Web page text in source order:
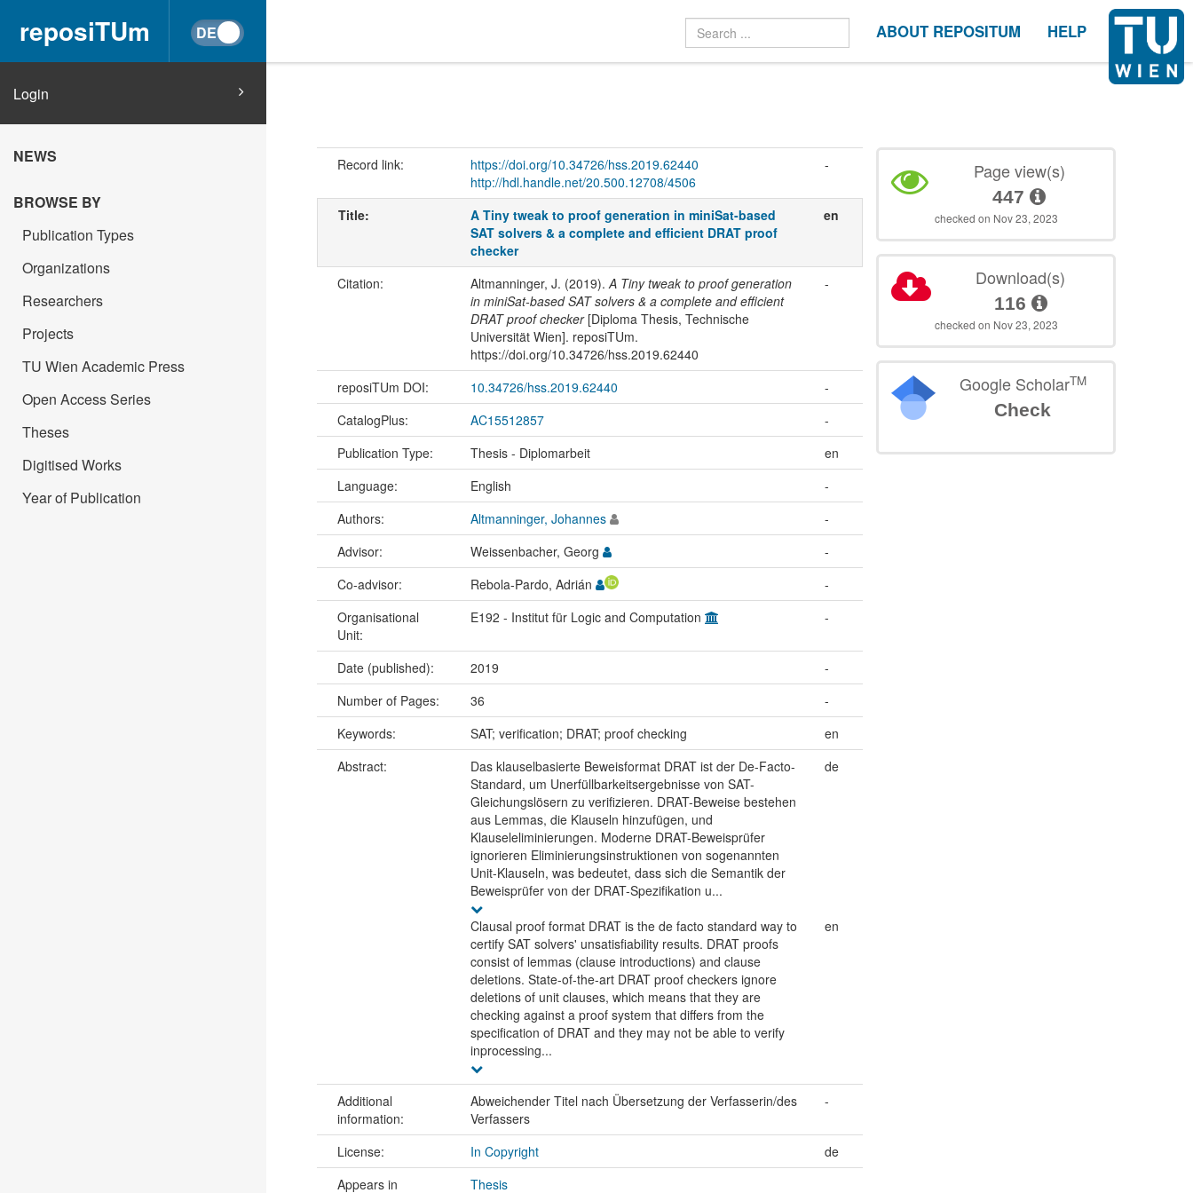
reposiTUm ABOUT REPOSITUM HELP
Login
NEWS
BROWSE BY
Publication Types
Organizations
Researchers
Projects
TU Wien Academic Press
Open Access Series
Theses
Digitised Works
Year of Publication
Record link:
https://doi.org/10.34726/hss.2019.62440
http://hdl.handle.net/20.500.12708/4506
-
Title:
A Tiny tweak to proof generation in miniSat-based
SAT solvers & a complete and efficient DRAT proof
checker
en
Citation: Altmanninger, J. (2019).A Tiny tweak to proof generation
in miniSat-based SAT solvers & a complete and efficient
DRAT proof checker[Diploma Thesis, Technische
Universität Wien]. reposiTUm.
https://doi.org/10.34726/hss.2019.62440
-
reposiTUm DOI: 10.34726/hss.2019.62440
-
CatalogPlus:
AC15512857
-
Publication Type:
Thesis - Diplomarbeit
en
Language:
English
-
Authors:
Altmanninger, Johannes
-
Advisor:
Weissenbacher, Georg
-
Co-advisor:
Rebola-Pardo, Adrián
-
Organisational
Unit:
E192 - Institut für Logic and Computation -
Date (published): 2019
-
Number of Pages:
36
-
Keywords:
SAT; verification; DRAT; proof checking
en
Abstract:
Das klauselbasierte Beweisformat DRAT ist der De-Facto-
Standard, um Unerfüllbarkeitsergebnisse von SAT-
Gleichungslösern zu verifizieren. DRAT-Beweise bestehen
aus Lemmas, die Klauseln hinzufügen, und
Klauseleliminierungen. Moderne DRAT-Beweisprüfer
ignorieren Eliminierungsinstruktionen von sogenannten
Unit-Klauseln, was bedeutet, dass sich die Semantik der
Beweisprüfer von der DRAT-Spezifikation u...
de
Clausal proof format DRAT is the de facto standard way to
certify SAT solvers' unsatisfiability results. DRAT proofs
consist of lemmas (clause introductions) and clause
deletions. State-of-the-art DRAT proof checkers ignore
deletions of unit clauses, which means that they are
checking against a proof system that differs from the
specification of DRAT and they may not be able to verify
inprocessing...
en
Additional
information:
Abweichender Titel nach Übersetzung der Verfasserin/des
Verfassers
-
License: In Copyright
de
Appears in
Thesis
Page view(s)
447
checked on Nov 23, 2023
Download(s)
116
checked on Nov 23, 2023
Google ScholarTM
Check